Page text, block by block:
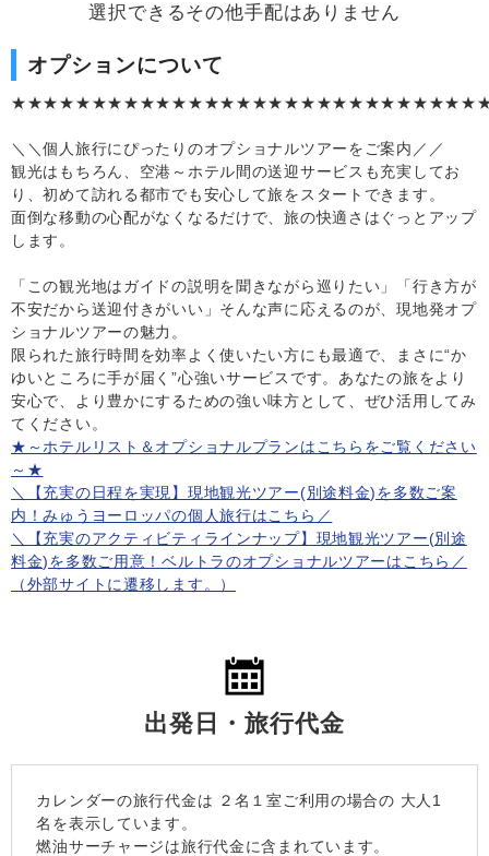
選択できるその他手配はありません
オプションについて
＼＼個人旅行にぴったりのオプショナルツアーをご案内／／
観光はもちろん、空港～ホテル間の送迎サービスも充実してお
り、初めて訪れる都市でも安心して旅をスタートできます。
面倒な移動の心配がなくなるだけで、旅の快適さはぐっとアップ
します。
「この観光地はガイドの説明を聞きながら巡りたい」「行き方が
不安だから送迎付きがいい」そんな声に応えるのが、現地発オプ
ショナルツアーの魅力。
限られた旅行時間を効率よく使いたい方にも最適で、まさに“か
ゆいところに手が届く”心強いサービスです。あなたの旅をより
安心で、より豊かにするための強い味方として、ぜひ活用してみ
てください。
★～ホテルリスト＆オプショナルプランはこちらをご覧ください
～★
＼【充実の日程を実現】現地観光ツアー(別途料金)を多数ご案
内！みゅうヨーロッパの個人旅行はこちら／
＼【充実のアクティビティラインナップ】現地観光ツアー(別途
料金)を多数ご用意！ベルトラのオプショナルツアーはこちら／
（外部サイトに遷移します。）
出発日・旅行代金
カレンダーの旅行代金は ２名１室 ご利用の場合の 大人1
名を表示しています。
燃油サーチャージは旅行代金に含まれています。